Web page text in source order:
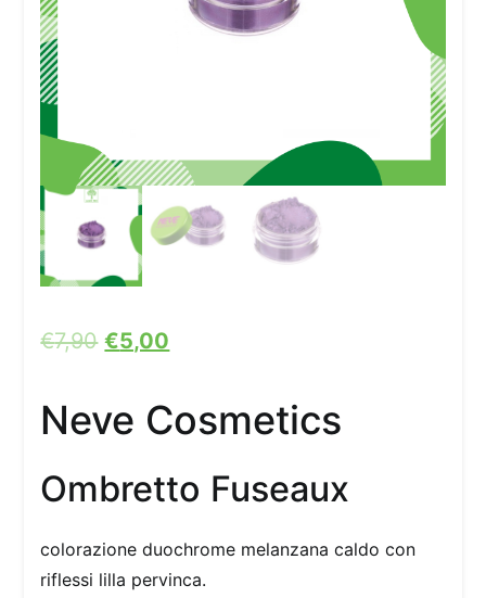
€7,90 €5,00
Neve Cosmetics
Ombretto Fuseaux
colorazione duochrome melanzana caldo con
riflessi lilla pervinca.